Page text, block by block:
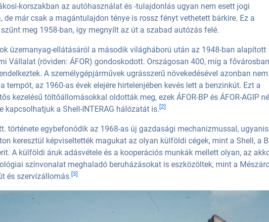
korszakban az autóhasználat és -tulajdonlás ugyan nem esett jogi
de már csak a magántulajdon ténye is rossz fényt vethetett bárkire. Ez a
meg 1958-ban, így megnyílt az út a szabad autózás felé.
üzemanyag-ellátásáról a második világháború után az 1948-ban alapított
Vállalat (röviden: ÁFOR) gondoskodott. Országosan 400, míg a
A személygépjárművek ugrásszerű növekedésével azonban nem
tempót, az 1960-as évek elejére hirtelenjében kevés lett a benzinkút. Ezt a
kezelésű töltőállomásokkal oldották meg, ezek ÁFOR-BP és ÁFOR-AGIP
kapcsolhatjuk a Shell-INTERAG hálózatát is. [2]
története egybefonódik az 1968-as új gazdasági mechanizmussal, ugyanis
keresztül képviseltették magukat az olyan külföldi cégek, mint a Shell, a
A külföldi áruk adásvétele és a kooperációs munkák mellett olyan, az
színvonalat meghaladó beruházásokat is eszközöltek, mint a
és szervízállomás. [3]